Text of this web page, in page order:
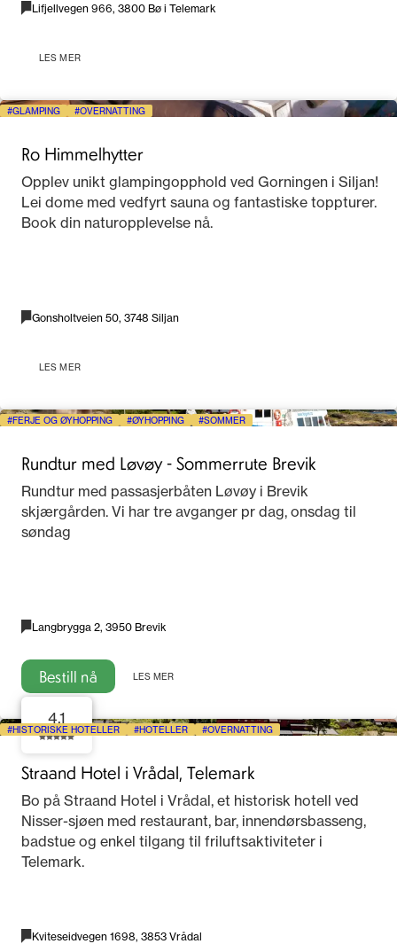
Lifjellvegen 966, 3800 Bø i Telemark
LES MER
GLAMPING OVERNATTING
Ro Himmelhytter
Opplev unikt glampingopphold ved Gorningen i Siljan!
Lei dome med vedfyrt sauna og fantastiske toppturer.
Book din naturopplevelse nå.
Gonsholtveien 50, 3748 Siljan
LES MER
FERJE OG ØYHOPPING ØYHOPPING SOMMER
Rundtur med Løvøy - Sommerrute Brevik
Rundtur med passasjerbåten Løvøy i Brevik
skjærgården. Vi har tre avganger pr dag, onsdag til
søndag
Langbrygga 2, 3950 Brevik
Bestill nå LES MER
HISTORISKE HOTELLER HOTELLER OVERNATTING
4.1
Straand Hotel i Vrådal, Telemark
Bo på Straand Hotel i Vrådal, et historisk hotell ved
Nisser-sjøen med restaurant, bar, innendørsbasseng,
badstue og enkel tilgang til friluftsaktiviteter i
Telemark.
Kviteseidvegen 1698, 3853 Vrådal